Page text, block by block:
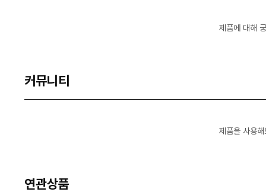
제품에 대해
커뮤니티
제품을 사용
연관상품